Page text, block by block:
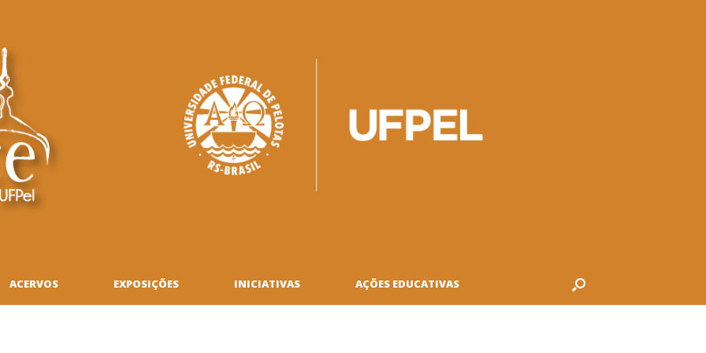
ACERVOS EXPOSIÇÕES INICIATIVAS AÇÕES EDUCATIVAS